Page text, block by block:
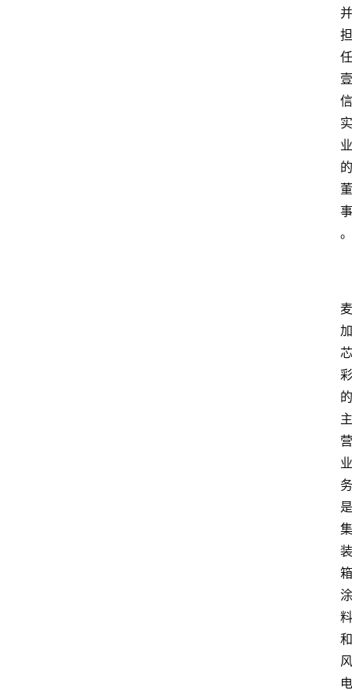
并
担
任
壹
信
实
业
的
董
事
。
麦
加
芯
彩
的
主
营
业
务
是
集
装
箱
涂
料
和
风
电